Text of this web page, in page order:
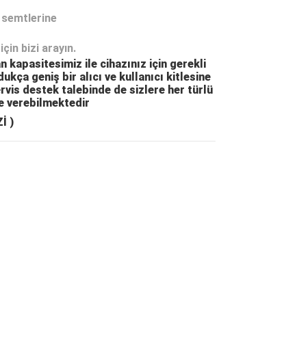
semtlerine
bizi arayın.
kapasitesimiz ile cihazınız için gerekli
geniş bir alıcı ve kullanıcı kitlesine
destek talebinde de sizlere her türlü
verebilmektedir
)